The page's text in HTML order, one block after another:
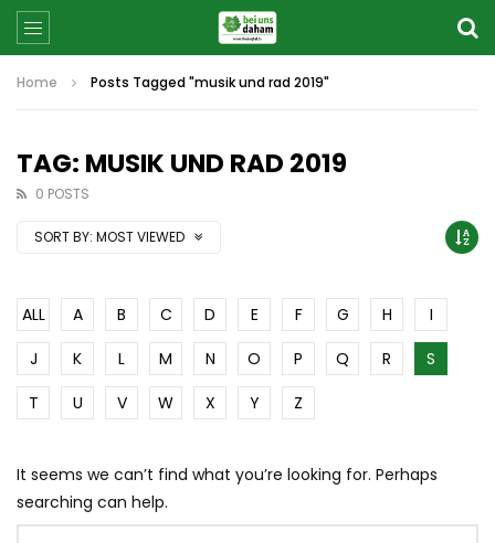
Home Posts Tagged "musik und rad 2019"
TAG: MUSIK UND RAD 2019
0 POSTS
SORT BY: MOST VIEWED
ALL A B C D E F G H
I
J
K L M N O P Q R
S
T
U V W X Y Z
It seems we can’t find what you’re looking for. Perhaps
searching can help.